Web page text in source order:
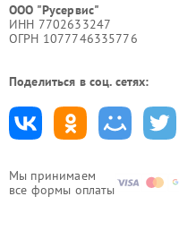
Мы принимаем
все формы оплаты
ООО "Русервис"
ИНН 7702633247
ОГРН 1077746335776
Поделиться в соц. сетях: